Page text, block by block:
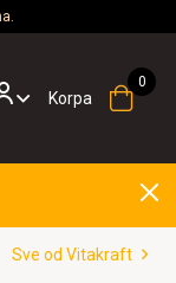
Korpa
Sve od Vitakraft